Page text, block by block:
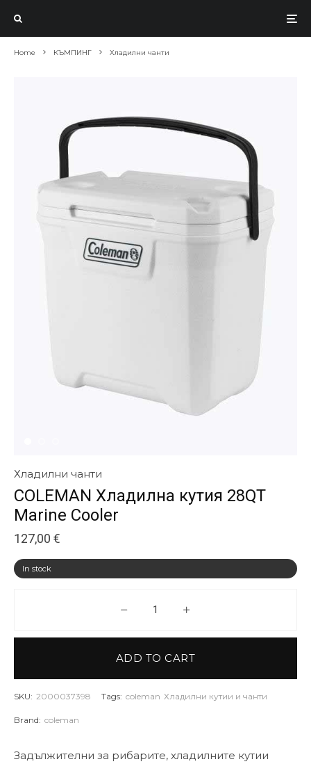
Home КЪМПИНГ Хладилни чанти
Хладилни чанти
COLEMAN Хладилна кутия 28QT
Marine Cooler
127,00 €
Задължителни за рибарите, хладилните кутии
In stock
COLEMAN Хладилна кутия
ADD TO CART
SKU: 2000037398 Tags: coleman Хладилни кутии и чанти
Brand: coleman